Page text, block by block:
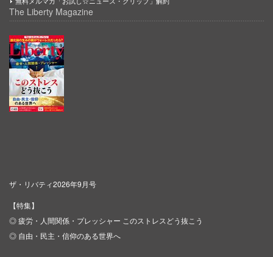
The Liberty Magazine
ザ・リバティ2026年9月号
【特集】
◎ 疲労・人間関係・プレッシャー このストレスどう抜こう
◎ 自由・民主・信仰のある世界へ